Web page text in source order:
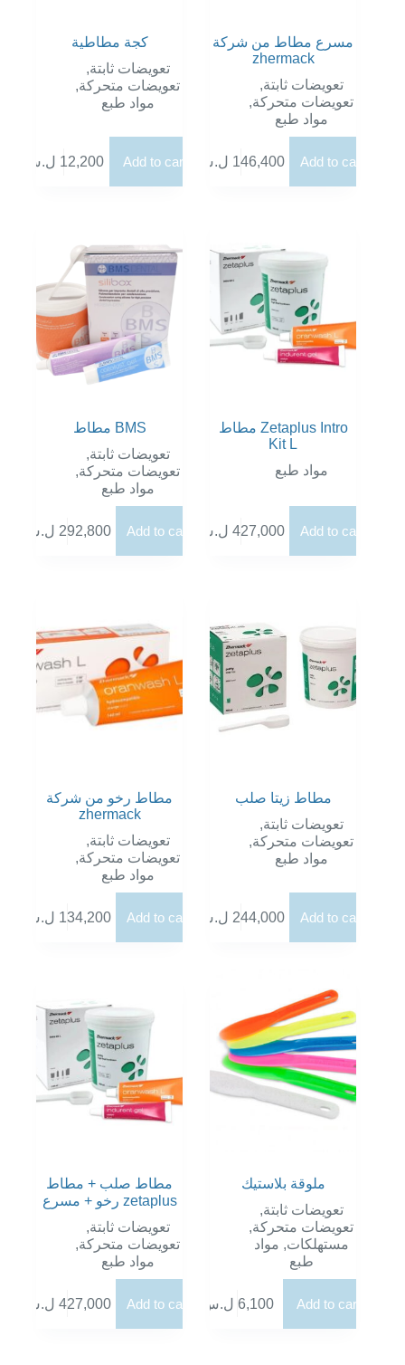
كجة مطاطية
تعويضات ثابتة,
تعويضات متحركة,
مواد طبع
12,200 ل.س Add to cart
مسرع مطاط من شركة
zhermack
تعويضات ثابتة,
تعويضات متحركة,
مواد طبع
146,400 ل.س Add to cart
مطاط BMS
تعويضات ثابتة,
تعويضات متحركة,
مواد طبع
292,800 ل.س Add to cart
مطاط Zetaplus Intro
Kit L
مواد طبع
427,000 ل.س Add to cart
مطاط رخو من شركة
zhermack
تعويضات ثابتة,
تعويضات متحركة,
مواد طبع
134,200 ل.س Add to cart
مطاط زيتا صلب
تعويضات ثابتة,
تعويضات متحركة,
مواد طبع
244,000 ل.س Add to cart
مطاط صلب + مطاط
رخو + مسرع zetaplus
تعويضات ثابتة,
تعويضات متحركة,
مواد طبع
427,000 ل.س Add to cart
ملوقة بلاستيك
تعويضات ثابتة,
تعويضات متحركة,
مستهلكات, مواد
طبع
6,100 ل.س Add to cart